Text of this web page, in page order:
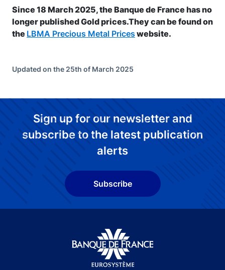
Since 18 March 2025, the Banque de France has no
longer published Gold prices.They can be found on
the LBMA Precious Metal Priceswebsite.
Updated on the 25th of March 2025
Sign up for our newsletter and
subscribe to the latest publication
alerts
Subscribe